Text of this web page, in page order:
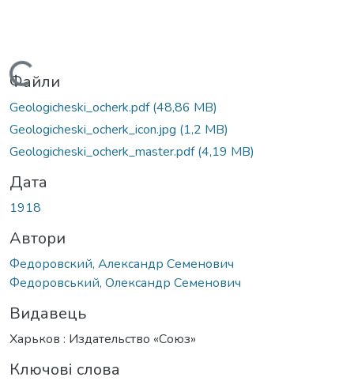
Вантажиться...
Файли
Geologicheski_ocherk.pdf(48,86 MB)
Geologicheski_ocherk_icon.jpg (1,2 MB)
Geologicheski_ocherk_master.pdf(4,19 MB)
Дата
1918
Автори
Федоровский, Александр Семенович
Федоровський, Олександр Семенович
Видавець
Харьков : Издательство «Союз»
Ключові слова